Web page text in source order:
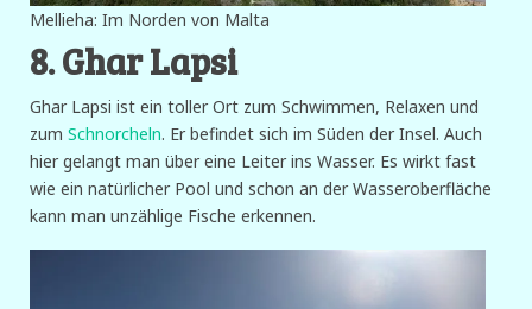
Mellieha: Im Norden von Malta
8. Ghar Lapsi
Ghar Lapsi ist ein toller Ort zum Schwimmen, Relaxen und
zum Schnorcheln. Er befindet sich im Süden der Insel. Auch
hier gelangt man über eine Leiter ins Wasser. Es wirkt fast
wie ein natürlicher Pool und schon an der Wasseroberfläche
kann man unzählige Fische erkennen.